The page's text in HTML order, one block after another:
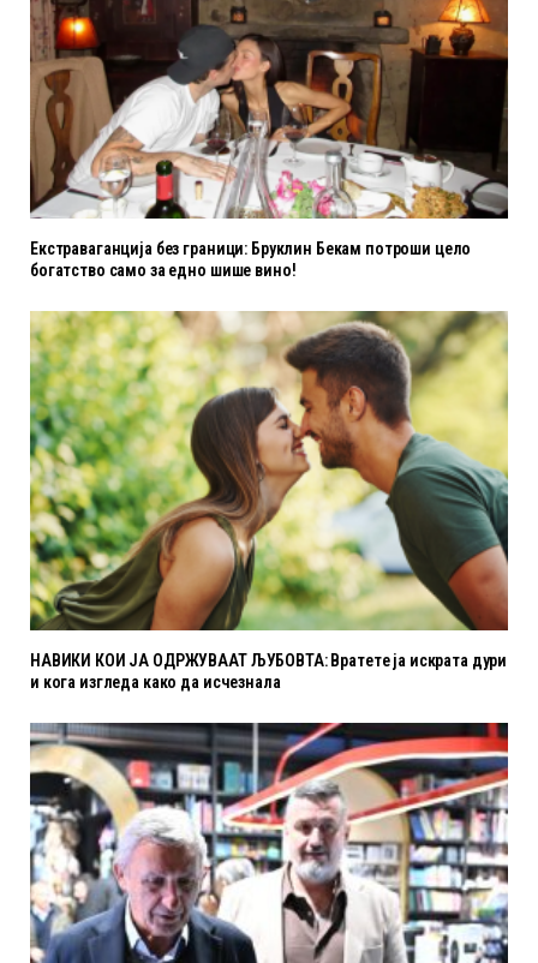
Екстраваганција без граници: Бруклин Бекам потроши цело
богатство само за едно шише вино!
НАВИКИ КОИ ЈА ОДРЖУВААТ ЉУБОВТА: Вратете ја искрата дури
и кога изгледа како да исчезнала